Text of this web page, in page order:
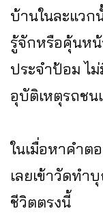
บ้านในละแวก
รู้จักหรือคุ้นห
ประจำป้อม ไ
อุบัติเหตุรถชน
ในเมื่อหาคำต
เลยเข้าวัดท
ชีวิตตรงนี้